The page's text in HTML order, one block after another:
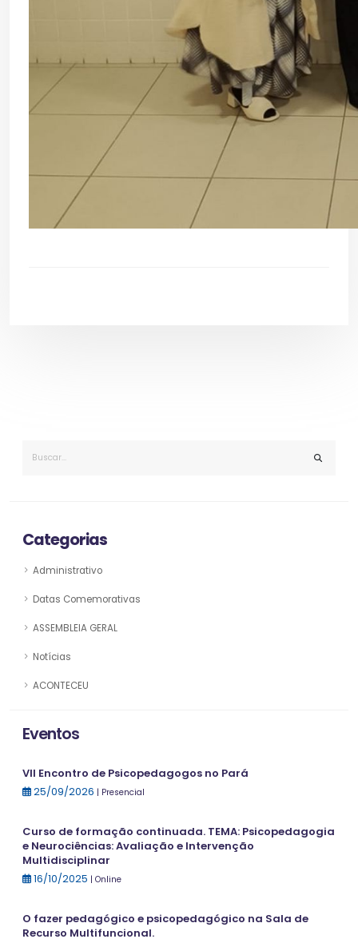
Categorias
Administrativo
Datas Comemorativas
ASSEMBLEIA GERAL
Notícias
ACONTECEU
Eventos
VII Encontro de Psicopedagogos no Pará
25/09/2026 | Presencial
Curso de formação continuada. TEMA: Psicopedagogia
e Neurociências: Avaliação e Intervenção
Multidisciplinar
16/10/2025 | Online
O fazer pedagógico e psicopedagógico na Sala de
Recurso Multifuncional.